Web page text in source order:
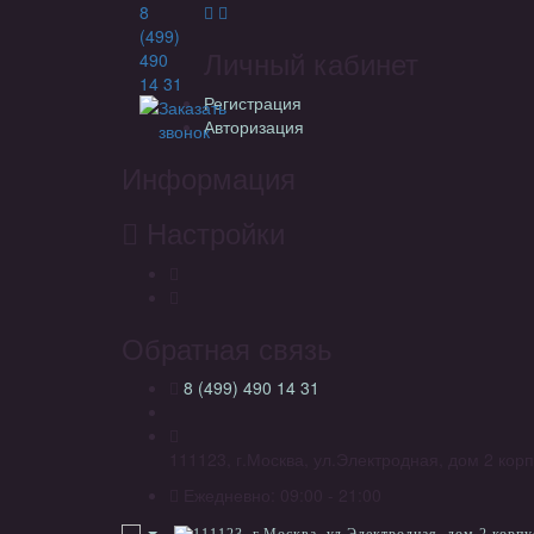
8
(499)
490
14 31
Заказать
звонок
Регистрация
Авторизация
8 (499) 490 14 31